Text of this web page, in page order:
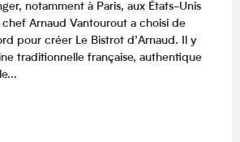
notamment à Paris, aux États-Unis
Arnaud Vantourout a choisi de
pour créer Le Bistrot d’Arnaud. Il y
traditionnelle française, authentique